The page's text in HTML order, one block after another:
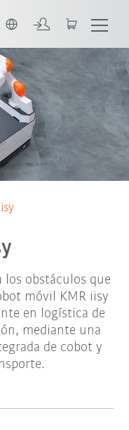
Solicite presupuesto
obstáculos que
móvil KMR iisy
en logística de
mediante una
de cobot y